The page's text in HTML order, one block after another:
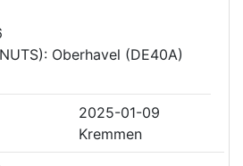
Oberhavel (DE40A)
2025-01-09
Kremmen